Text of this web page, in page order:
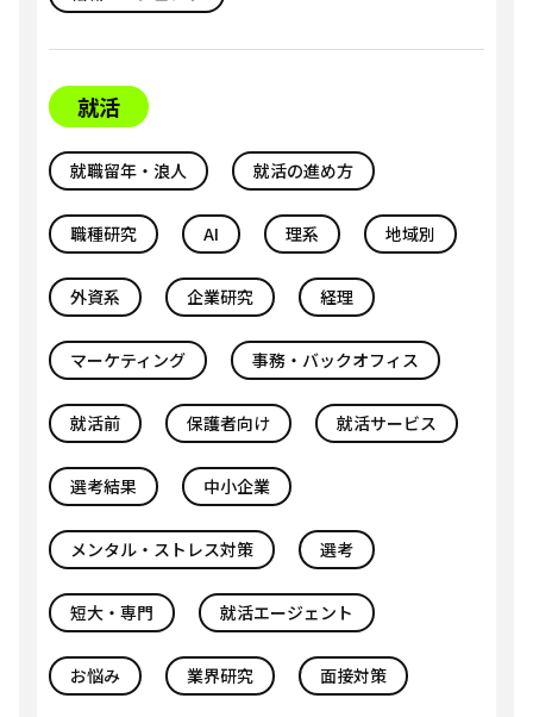
就活
就職留年・浪人 就活の進め方
職種研究 AI 理系 地域別
外資系 企業研究 経理
マーケティング 事務・バックオフィス
就活前 保護者向け 就活サービス
選考結果 中小企業
メンタル・ストレス対策 選考
短大・専門 就活エージェント
お悩み 業界研究 面接対策